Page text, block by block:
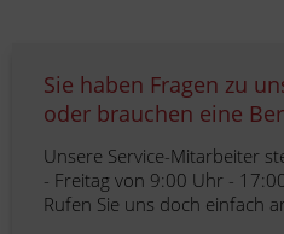
Sie haben Fragen zu
oder brauchen eine
Unsere Service-Mitarbeiter
- Freitag von 9:00 Uhr -
Rufen Sie uns doch einfach